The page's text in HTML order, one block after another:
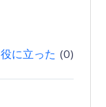
役に立った (0)